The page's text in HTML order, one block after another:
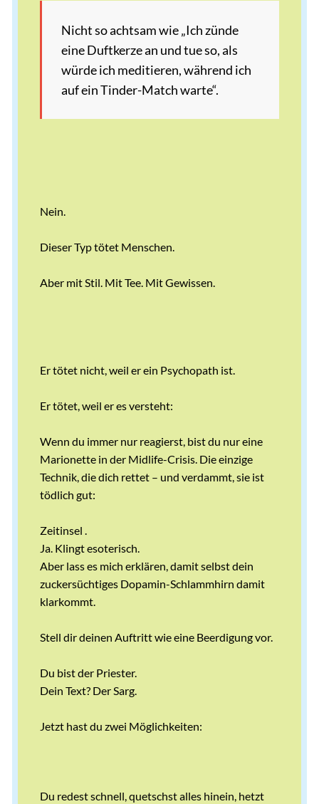
Nicht so achtsam wie „Ich zünde
eine Duftkerze an und tue so, als
würde ich meditieren, während ich
auf ein Tinder-Match warte“.
Nein.
Dieser Typ tötet Menschen.
Aber mit Stil. Mit Tee. Mit Gewissen.
Er tötet nicht, weil er ein Psychopath ist.
Er tötet, weil er es versteht:
Wenn du immer nur reagierst, bist du nur eine
Marionette in der Midlife-Crisis. Die einzige
Technik, die dich rettet – und verdammt, sie ist
tödlich gut:
Zeitinsel .
Ja. Klingt esoterisch.
Aber lass es mich erklären, damit selbst dein
zuckersüchtiges Dopamin-Schlammhirn damit
klarkommt.
Stell dir deinen Auftritt wie eine Beerdigung vor.
Du bist der Priester.
Dein Text? Der Sarg.
Jetzt hast du zwei Möglichkeiten:
Du redest schnell, quetschst alles hinein, hetzt